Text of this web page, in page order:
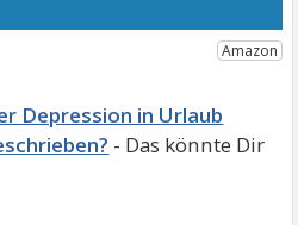
Depression in Urlaub